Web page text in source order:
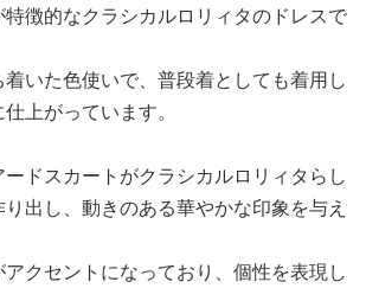
徴的なクラシカルロリィタのドレスで
いた色使いで、普段着としても着用し
上がっています。
ドスカートがクラシカルロリィタらし
出し、動きのある華やかな印象を与え
クセントになっており、個性を表現し